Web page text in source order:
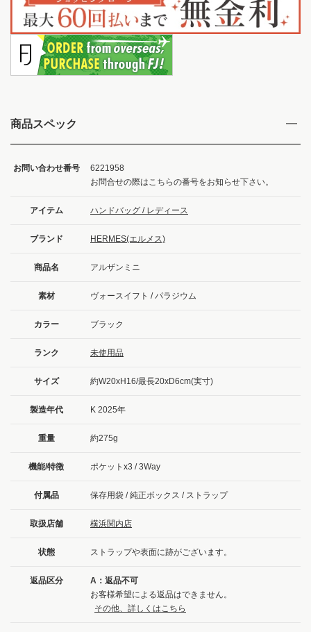
商品スペック
お問い合わせ番号
6221958
お問合せの際はこちらの番号をお知らせ下さい。
アイテム ハンドバッグ / レディース
ブランド HERMES(エルメス)
商品名 アルザンミニ
素材 ヴォースイフト / パラジウム
カラー ブラック
ランク 未使用品
サイズ 約W20xH16/最長20xD6cm(実寸)
製造年代 K 2025年
重量 約275g
機能/特徴 ポケットx3 / 3Way
付属品 保存用袋 / 純正ボックス / ストラップ
取扱店舗 横浜関内店
状態 ストラップや表面に跡がございます。
返品区分
A：返品不可
お客様希望による返品はできません。
その他、詳しくはこちら